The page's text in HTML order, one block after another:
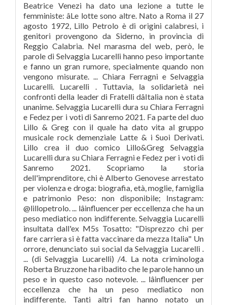
Beatrice Venezi ha dato una lezione a tutte le
femministe: âLe lotte sono altre. Nato a Roma il 27
agosto 1972, Lillo Petrolo è di origini calabresi, i
genitori provengono da Siderno, in provincia di
Reggio Calabria. Nel marasma del web, però, le
parole di Selvaggia Lucarelli hanno peso importante
e fanno un gran rumore, specialmente quando non
vengono misurate. ... Chiara Ferragni e Selvaggia
Lucarelli. Lucarelli . Tuttavia, la solidarietà nei
confronti della leader di Fratelli dâItalia non è stata
unanime. Selvaggia Lucarelli dura su Chiara Ferragni
e Fedez per i voti di Sanremo 2021. Fa parte del duo
Lillo & Greg con il quale ha dato vita al gruppo
musicale rock demenziale Latte & i Suoi Derivati.
Lillo crea il duo comico Lillo&Greg Selvaggia
Lucarelli dura su Chiara Ferragni e Fedez per i voti di
Sanremo 2021. Scopriamo la storia
dell'imprenditore, chi è Alberto Genovese arrestato
per violenza e droga: biografia, età, moglie, famiglia
e patrimonio Peso: non disponibile; Instagram:
@lillopetrolo. ... lâinfluencer per eccellenza che ha un
peso mediatico non indifferente. Selvaggia Lucarelli
insultata dall'ex M5s Tosatto: "Disprezzo chi per
fare carriera si è fatta vaccinare da mezza Italia" Un
orrore, denunciato sui social da Selvaggia Lucarelli .
... (di Selvaggia Lucarelli) /4. La nota criminologa
Roberta Bruzzone ha ribadito che le parole hanno un
peso e in questo caso notevole. ... lâinfluencer per
eccellenza che ha un peso mediatico non
indifferente. Tanti altri fan hanno notato un